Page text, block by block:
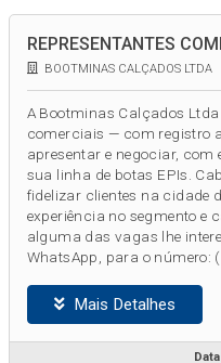
REPRESENTANTES
BOOTMINAS CALÇADOS LTDA
A Bootminas Calçados
comerciais — com registro
apresentar e negociar, com
sua linha de botas EPIs.
fidelizar clientes na cidade
experiência no segmento e
alguma das vagas lhe
WhatsApp, para o número:
Mais Detalhes